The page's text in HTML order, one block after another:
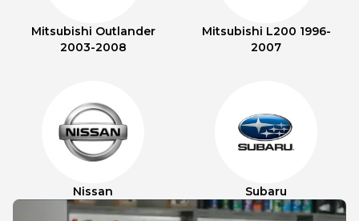
Mitsubishi Outlander
2003-2008
Mitsubishi L200 1996-
2007
Nissan Subaru